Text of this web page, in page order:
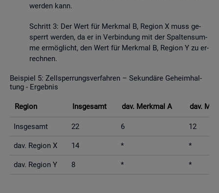
wer­den kann.
Schritt 3: Der Wert für Merk­mal B, Re­gi­on X muss ge­
sperrt wer­den, da er in Ver­bin­dung mit der Spal­ten­sum­
me er­mög­licht, den Wert für Merk­mal B, Re­gi­on Y zu er­
rech­nen.
Bei­spiel 5: Zell­sper­rungs­ver­fah­ren – Se­kun­dä­re Ge­heim­hal­
tung - Er­geb­nis
Re­gi­on Ins­ge­samt dav. Merk­mal A dav.
Ins­ge­samt 22 6 12
dav. Re­gi­on X 14 * *
dav. Re­gi­on Y 8 * *